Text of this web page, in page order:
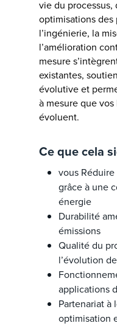
vie du
optimisations des
l’ingénierie, la
l’amélioration
mesure
existantes,
évolutive et
à mesure que
évoluent.
Ce que cela
vous
grâce à une
énergie
Durabilité
émissions
Qualité du
l’évolution
applications
Partenariat à
optimisation